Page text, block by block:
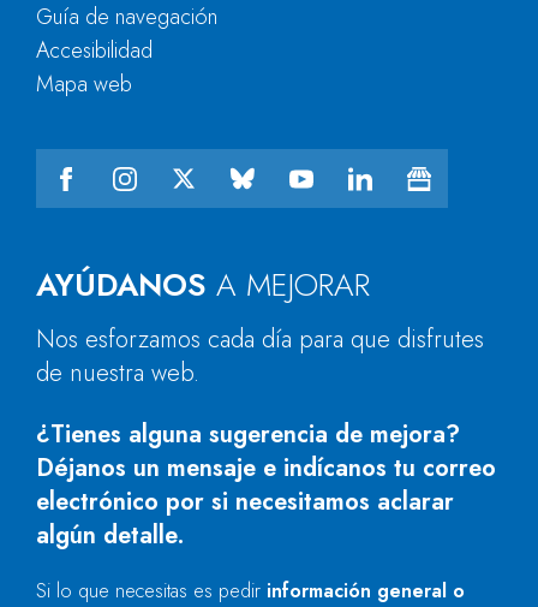
AYÚDANOS A MEJORAR
Nos esforzamos cada día para que disfrutes
de nuestra web.
¿Tienes alguna sugerencia de mejora?
Déjanos un mensaje e indícanos tu correo
electrónico por si necesitamos aclarar
algún detalle.
Si lo que necesitas es pedir información general o
Guía de navegación
Accesibilidad
Mapa web